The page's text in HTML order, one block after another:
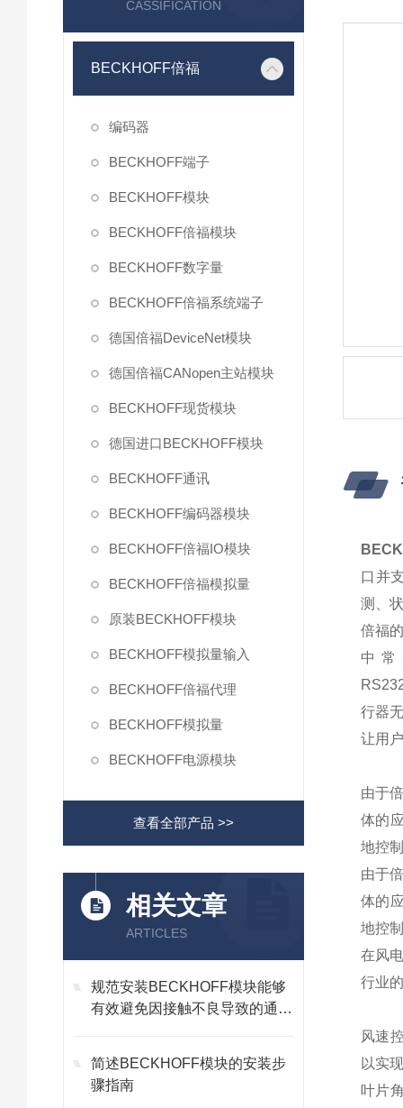
CASSIFICATION
BECKHOFF倍福
编码器
BECKHOFF端子
BECKHOFF模块
BECKHOFF倍福模块
BECKHOFF数字量
BECKHOFF倍福系统端子
德国倍福DeviceNet模块
德国倍福CANopen主站模块
BECKHOFF现货模块
德国进口BECKHOFF模块
BECKHOFF通讯
BECKHOFF编码器模块
BECKHOFF倍福IO模块
BECKHOFF倍福模拟量
原装BECKHOFF模块
BECKHOFF模拟量输入
BECKHOFF倍福代理
BECKHOFF模拟量
BECKHOFF电源模块
查看全部产品 >>
相关文章
ARTICLES
规范安装BECKHOFF模块能够
有效避免因接触不良导致的通讯
简述BECKHOFF模块的安装步
骤指南
口并
测、
倍福
中常
行器
让用
由于
体的
地控
由于
体的
地控
在风
行业
风速
以实
叶片